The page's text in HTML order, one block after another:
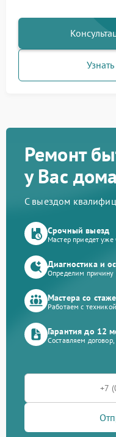
Ремонт
у Вас дома
С выездом
Срочный выезд
Мастер приедет
Диагностика и
Определим причину
Мастера со
Работаем с
Гарантия до 12
Составляем